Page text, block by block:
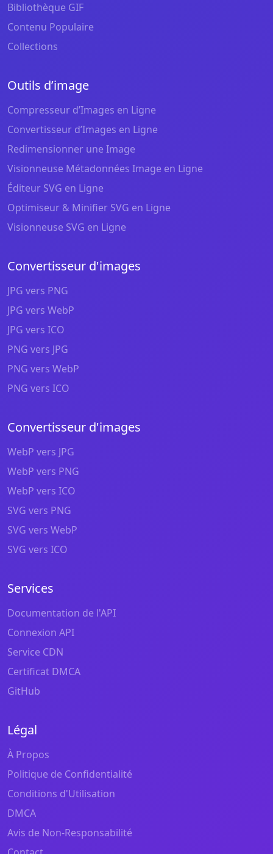
Bibliothèque GIF
Contenu Populaire
Collections
Outils d’image
Compresseur d’Images en Ligne
Convertisseur d’Images en Ligne
Redimensionner une Image
Visionneuse Métadonnées Image en Ligne
Éditeur SVG en Ligne
Optimiseur & Minifier SVG en Ligne
Visionneuse SVG en Ligne
Convertisseur d'images
JPG vers PNG
JPG vers WebP
JPG vers ICO
PNG vers JPG
PNG vers WebP
PNG vers ICO
Convertisseur d'images
WebP vers JPG
WebP vers PNG
WebP vers ICO
SVG vers PNG
SVG vers WebP
SVG vers ICO
Services
Documentation de l'API
Connexion API
Service CDN
Certificat DMCA
GitHub
Légal
À Propos
Politique de Confidentialité
Conditions d'Utilisation
DMCA
Avis de Non-Responsabilité